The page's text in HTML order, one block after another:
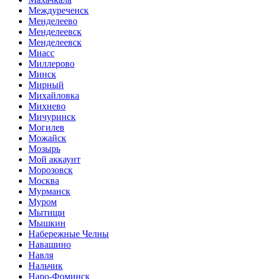
Междуреченск
Менделеево
Менделеевск
Менделеевск
Миасс
Миллерово
Минск
Мирный
Михайловка
Михнево
Мичуринск
Могилев
Можайск
Мозырь
Мой аккаунт
Морозовск
Москва
Мурманск
Муром
Мытищи
Мышкин
Набережные Челны
Навашино
Навля
Нальчик
Наро-Фоминск